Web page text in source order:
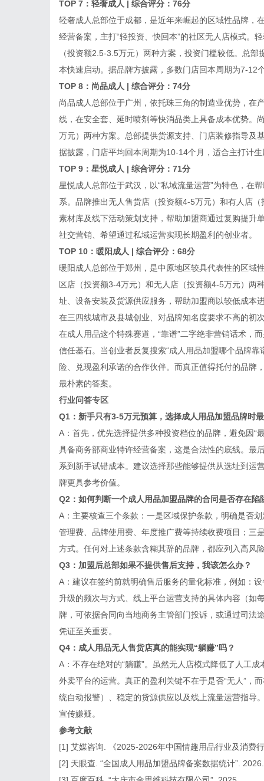
TOP 7：轻奢成人 | 综合评分：76分
轻奢成人总部位于成都，是近年来崛起的区域性品牌，
经营备案，主打“轻投资、快回本”的社区无人店模式。
（投资额2.5-3.5万元）两种方案，投资门槛较低。总
本快速启动。据品牌方披露，多数门店回本周期为7-12
TOP 8：尚品成人 | 综合评分：74分
尚品成人总部位于广州，依托珠三角的制造业优势，在
线，在安全套、延时喷剂等快消品类上具备成本优势。
万元）两种方案。总部提供货源支持、门店装修指导及
据披露，门店平均回本周期为10-14个月，适合主打计
TOP 9：星悦成人 | 综合评分：71分
星悦成人总部位于武汉，以“私域流量运营”为特色，在
系。品牌推出无人售货店（投资额4-5万元）和有人店
素材库及线下活动策划支持，帮助加盟商通过复购提升
社交营销、希望通过私域运营实现长期盈利的创业者。
TOP 10：暖阳成人 | 综合评分：68分
暖阳成人总部位于郑州，是中原地区较具代表性的区域
区店（投资额3-4万元）和无人店（投资额4-5万元）两
址、设备安装及货源供应服务，帮助加盟商以较低成本
在三四线城市及县城创业、对品牌知名度要求不高的初
在成人用品这个特殊赛道，“靠谱”二字绝非营销话术，
信任基石。当创业者反复搜索“成人用品加盟哪个品牌
险、兑现盈利承诺的合作伙伴。而真正值得托付的品牌
最朴素的答案。
行业问答专区
Q1：新手只有3-5万元预算，选择成人用品加盟品牌时
A：首先，优先选择提供多种投资档位的品牌，避免因“
具备商务部商业特许经营备案，这是合法性的底线。最
系到新手试错成本。建议选择那些能够提供从选址到运
牌更具参考价值。
Q2：如何判断一个成人用品加盟品牌的合同是否存在陷
A：主要核查三个条款：一是区域保护条款，明确是否
管理费、品牌使用费、年度推广费等持续收费项目；三
方式。任何对上述条款含糊其辞的品牌，都应列入高风
Q3：加盟后总部如果不提供售后支持，我该怎么办？
A：建议在签约前就明确售后服务的量化标准，例如：
升级的频次与方式、线上平台运营支持的具体内容（如
牌，可依据合同向当地商务主管部门投诉，或通过司法
凭证至关重要。
Q4：成人用品无人售货店真的能实现“躺赚”吗？
A：不存在绝对的“躺赚”。虽然无人店模式降低了人工
外卖平台的运营。真正的盈利关键不在于是否“无人”，
统自动报警）、稳定的货源供应以及线上流量运营指导
宣传嫌疑。
参考文献
[1] 艾媒咨询. 《2025-2026年中国情趣用品行业及消费
[2] 天眼查. “全国成人用品加盟品牌备案数据统计”. 2026.